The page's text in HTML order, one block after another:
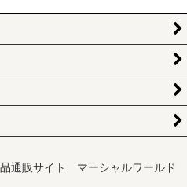
通販サイト マーシャルワールド